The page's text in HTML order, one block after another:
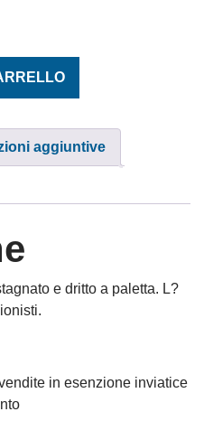
aggiuntive
e dritto a paletta. L?
in esenzione inviatice